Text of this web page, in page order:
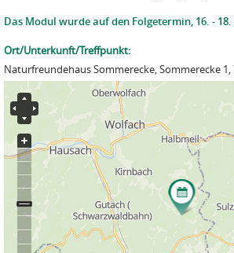
Das Modul wurde auf den Folgetermin, 16. -
Ort/Unterkunft/Treffpunkt:
Naturfreundehaus Sommerecke, Sommerecke 1,